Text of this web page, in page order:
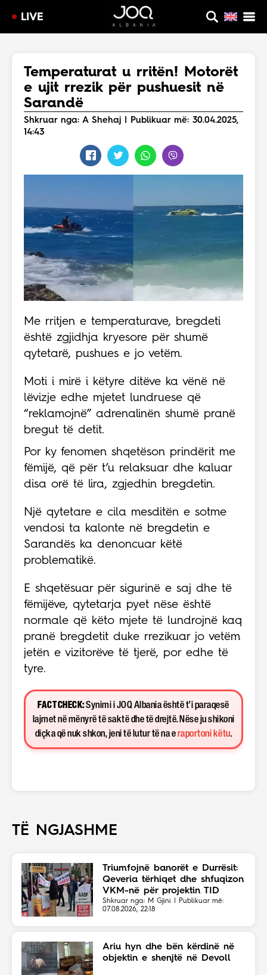
LIVE
Temperaturat u rritën! Motorët
e ujit rrezik për pushuesit në
Sarandë
Shkruar nga: A Shehaj | Publikuar më: 30.04.2025,
14:43
Me rritjen e temperaturave, bregdeti
është zgjidhja kryesore për shumë
qytetarë, pushues e jo vetëm.
Moti i mirë i këtyre ditëve ka vënë në
lëvizje edhe mjetet lundruese që
“reklamojnë” adrenalinën shumë pranë
bregut të detit.
Por ky fenomen shqetëson prindërit me
fëmijë, që për t’u relaksuar dhe kaluar
disa orë të lira, zgjedhin bregdetin.
Një qytetare e cila mesditën e sotme
vendosi ta kalonte në bregdetin e
Sarandës ka denoncuar këtë
problematikë.
E shqetësuar për sigurinë e saj dhe të
fëmijëve, qytetarja pyet nëse është
normale që këto mjete të lundrojnë kaq
pranë bregdetit duke rrezikuar jo vetëm
jetën e vizitorëve të tjerë, por edhe të
tyre.
FACT CHECK:Synimi i JOQ Albania është t’i paraqesë
lajmet në mënyrë të saktë dhe të drejtë. Nëse ju shikoni
diçka që nuk shkon, jeni të lutur të na e raportoni këtu.
TË NGJASHME
Triumfojnë banorët e Durrësit:
Qeveria tërhiqet dhe shfuqizon
VKM-në për projektin TID
Shkruar nga: M Gjini | Publikuar më:
07.08.2026, 22:18
Ariu hyn dhe bën kërdinë në
objektin e shenjtë në Devoll